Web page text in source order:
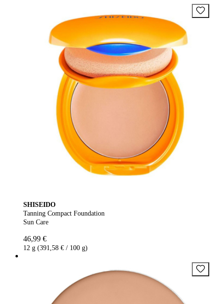
SHISEIDO
Tanning Compact Foundation
Sun Care
46,99 €
12 g (391,58 € / 100 g)